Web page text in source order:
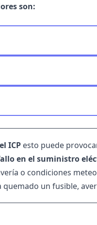
son:
ICPesto puede
en el suministro
o condiciones
quemado un fusible,